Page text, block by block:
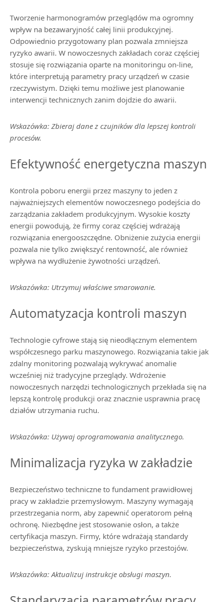
Tworzenie harmonogramów przeglądów ma ogromny
wpływ na bezawaryjność całej linii produkcyjnej.
Odpowiednio przygotowany plan pozwala zmniejsza
ryzyko awarii. W nowoczesnych zakładach coraz częściej
stosuje się rozwiązania oparte na monitoringu on-line,
które interpretują parametry pracy urządzeń w czasie
rzeczywistym. Dzięki temu możliwe jest planowanie
interwencji technicznych zanim dojdzie do awarii.
Wskazówka: Zbieraj dane z czujników dla lepszej kontroli
procesów.
Efektywność energetyczna maszyn
Kontrola poboru energii przez maszyny to jeden z
najważniejszych elementów nowoczesnego podejścia do
zarządzania zakładem produkcyjnym. Wysokie koszty
energii powodują, że firmy coraz częściej wdrażają
rozwiązania energooszczędne. Obniżenie zużycia energii
pozwala nie tylko zwiększyć rentowność, ale również
wpływa na wydłużenie żywotności urządzeń.
Wskazówka: Utrzymuj właściwe smarowanie.
Automatyzacja kontroli maszyn
Technologie cyfrowe stają się nieodłącznym elementem
współczesnego parku maszynowego. Rozwiązania takie jak
zdalny monitoring pozwalają wykrywać anomalie
wcześniej niż tradycyjne przeglądy. Wdrożenie
nowoczesnych narzędzi technologicznych przekłada się na
lepszą kontrolę produkcji oraz znacznie usprawnia pracę
działów utrzymania ruchu.
Wskazówka: Używaj oprogramowania analitycznego.
Minimalizacja ryzyka w zakładzie
Bezpieczeństwo techniczne to fundament prawidłowej
pracy w zakładzie przemysłowym. Maszyny wymagają
przestrzegania norm, aby zapewnić operatorom pełną
ochronę. Niezbędne jest stosowanie osłon, a także
certyfikacja maszyn. Firmy, które wdrażają standardy
bezpieczeństwa, zyskują mniejsze ryzyko przestojów.
Wskazówka: Aktualizuj instrukcje obsługi maszyn.